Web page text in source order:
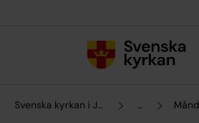
Svenska kyrkan i Järna och Vårdinge ...